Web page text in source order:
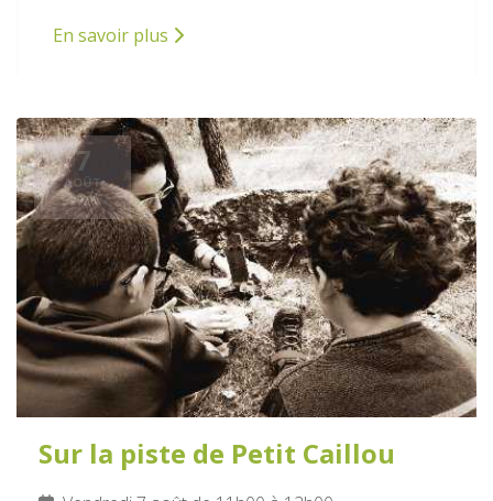
En savoir plus
7
AOÛT
2026
Sur la piste de Petit Caillou